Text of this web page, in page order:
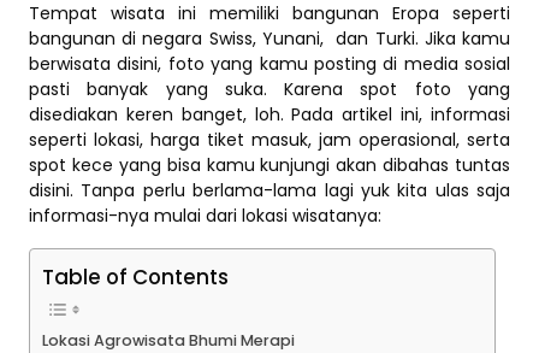
Tempat wisata ini memiliki bangunan Eropa seperti
bangunan di negara Swiss, Yunani, dan Turki. Jika kamu
berwisata disini, foto yang kamu posting di media sosial
pasti banyak yang suka. Karena spot foto yang
disediakan keren banget, loh. Pada artikel ini, informasi
seperti lokasi, harga tiket masuk, jam operasional, serta
spot kece yang bisa kamu kunjungi akan dibahas tuntas
disini. Tanpa perlu berlama-lama lagi yuk kita ulas saja
informasi-nya mulai dari lokasi wisatanya:
Table of Contents
Lokasi Agrowisata Bhumi Merapi